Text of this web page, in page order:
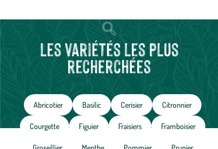
Les variétés les plus
recherchées
Abricotier Basilic Cerisier Citronnier
Courgette Figuier Fraisiers Framboisier